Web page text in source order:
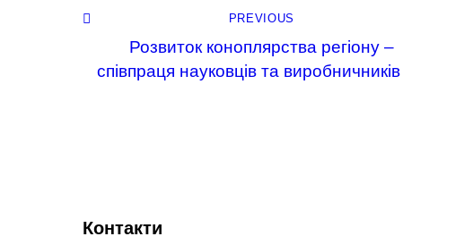
PREVIOUS
Розвиток коноплярства регіону –
співпраця науковців та виробничників
Контакти